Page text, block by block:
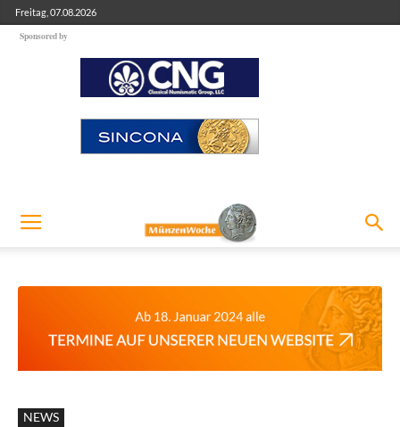
Freitag, 07.08.2026
Sponsored by
NEWS